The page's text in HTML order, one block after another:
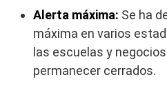
Alerta máxima: Se ha
máxima en varios
las escuelas y
permanecer cerrados.